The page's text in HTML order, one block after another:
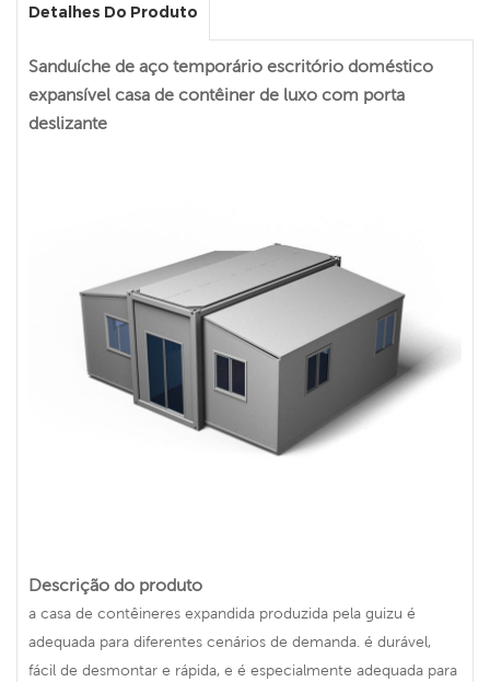
Detalhes Do Produto
Sanduíche de aço temporário escritório doméstico
expansível casa de contêiner de luxo com porta
deslizante
Descrição do produto
a casa de contêineres expandida produzida pela guizu é
adequada para diferentes cenários de demanda. é durável,
fácil de desmontar e rápida, e é especialmente adequada para